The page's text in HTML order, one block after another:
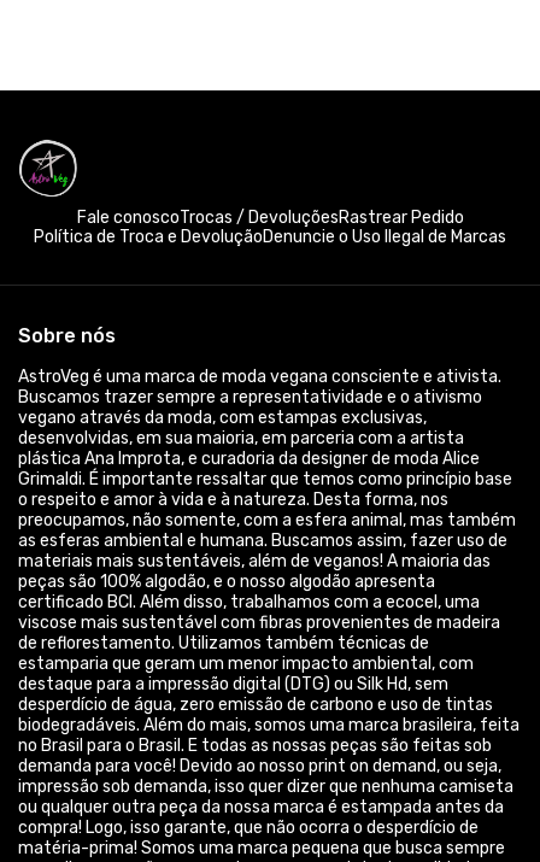
Fale conoscoTrocas / DevoluçõesRastrear Pedido
Política de Troca e DevoluçãoDenuncie o Uso Ilegal de Marcas
Sobre nós
AstroVeg é uma marca de moda vegana consciente e ativista.
Buscamos trazer sempre a representatividade e o ativismo
vegano através da moda, com estampas exclusivas,
desenvolvidas, em sua maioria, em parceria com a artista
plástica Ana Improta, e curadoria da designer de moda Alice
Grimaldi. É importante ressaltar que temos como princípio base
o respeito e amor à vida e à natureza. Desta forma, nos
preocupamos, não somente, com a esfera animal, mas também
as esferas ambiental e humana. Buscamos assim, fazer uso de
materiais mais sustentáveis, além de veganos! A maioria das
peças são 100% algodão, e o nosso algodão apresenta
certificado BCI. Além disso, trabalhamos com a ecocel, uma
viscose mais sustentável com fibras provenientes de madeira
de reflorestamento. Utilizamos também técnicas de
estamparia que geram um menor impacto ambiental, com
destaque para a impressão digital (DTG) ou Silk Hd, sem
desperdício de água, zero emissão de carbono e uso de tintas
biodegradáveis. Além do mais, somos uma marca brasileira, feita
no Brasil para o Brasil. E todas as nossas peças são feitas sob
demanda para você! Devido ao nosso print on demand, ou seja,
impressão sob demanda, isso quer dizer que nenhuma camiseta
ou qualquer outra peça da nossa marca é estampada antes da
compra! Logo, isso garante, que não ocorra o desperdício de
matéria-prima! Somos uma marca pequena que busca sempre